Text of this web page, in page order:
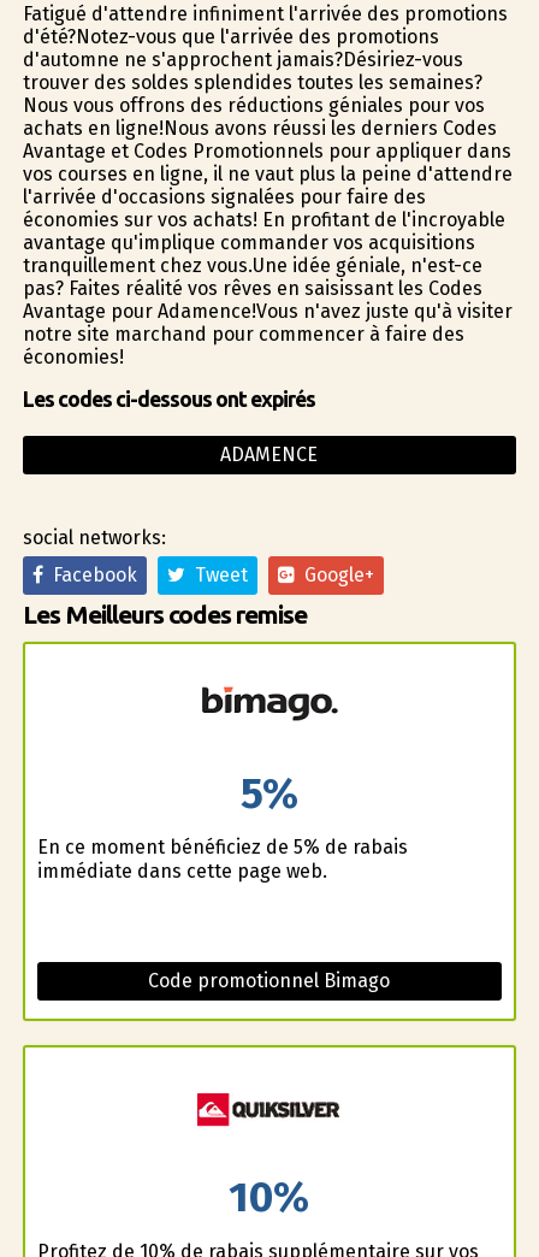
Fatigué d'attendre infiniment l'arrivée des promotions
d'été?Notez-vous que l'arrivée des promotions
d'automne ne s'approchent jamais?Désiriez-vous
trouver des soldes splendides toutes les semaines?
Nous vous offrons des réductions géniales pour vos
achats en ligne!Nous avons réussi les derniers Codes
Avantage et Codes Promotionnels pour appliquer dans
vos courses en ligne, il ne vaut plus la peine d'attendre
l'arrivée d'occasions signalées pour faire des
économies sur vos achats! En profitant de l'incroyable
avantage qu'implique commander vos acquisitions
tranquillement chez vous.Une idée géniale, n'est-ce
pas? Faites réalité vos rêves en saisissant les Codes
Avantage pour Adamence!Vous n'avez juste qu'à visiter
notre site marchand pour commencer à faire des
économies!
Les codes ci-dessous ont expirés
ADAMENCE
social networks:
Facebook
Tweet Google+
Les Meilleurs codes remise
5%
En ce moment bénéficiez de 5% de rabais
immédiate dans cette page web.
Code promotionnel Bimago
10%
Profitez de 10% de rabais supplémentaire sur vos